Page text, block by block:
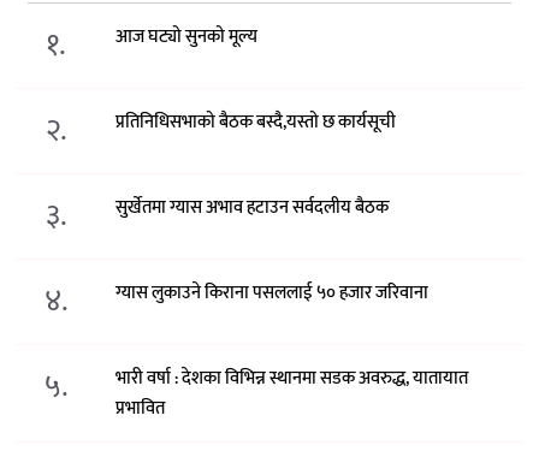
१. आज घट्यो सुनको मूल्य
२. प्रतिनिधिसभाको बैठक बस्दै,यस्तो छ कार्यसूची
३. सुर्खेतमा ग्यास अभाव हटाउन सर्वदलीय बैठक
४. ग्यास लुकाउने किराना पसललाई ५० हजार जरिवाना
५.
भारी वर्षा : देशका विभिन्न स्थानमा सडक अवरुद्ध, यातायात
प्रभावित